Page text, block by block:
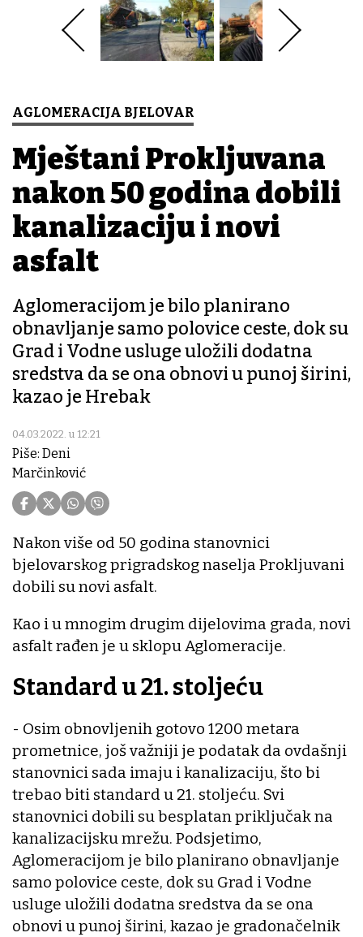
AGLOMERACIJA BJELOVAR
Mještani Prokljuvana
nakon 50 godina dobili
kanalizaciju i novi
asfalt
Aglomeracijom je bilo planirano
obnavljanje samo polovice ceste, dok su
Grad i Vodne usluge uložili dodatna
sredstva da se ona obnovi u punoj širini,
kazao je Hrebak
04.03.2022. u 12:21
Piše: Deni
Marčinković
Nakon više od 50 godina stanovnici
bjelovarskog prigradskog naselja Prokljuvani
dobili su novi asfalt.
Kao i u mnogim drugim dijelovima grada, novi
asfalt rađen je u sklopu Aglomeracije.
Standard u 21. stoljeću
- Osim obnovljenih gotovo 1200 metara
prometnice, još važniji je podatak da ovdašnji
stanovnici sada imaju i kanalizaciju, što bi
trebao biti standard u 21. stoljeću. Svi
stanovnici dobili su besplatan priključak na
kanalizacijsku mrežu. Podsjetimo,
Aglomeracijom je bilo planirano obnavljanje
samo polovice ceste, dok su Grad i Vodne
usluge uložili dodatna sredstva da se ona
obnovi u punoj širini, kazao je gradonačelnik